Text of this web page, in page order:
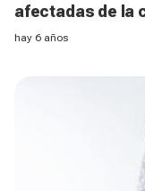
afectadas de la
hay 6 años